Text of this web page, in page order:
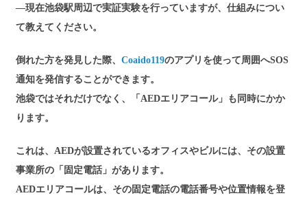
―現在池袋駅周辺で実証実験を行っていますが、仕組みについ
て教えてください。
倒れた方を発見した際、Coaido119のアプリを使って周囲へSOS
通知を発信することができます。
池袋ではそれだけでなく、「AEDエリアコール」も同時にかか
ります。
これは、AEDが設置されているオフィスやビルには、その設置
事業所の「固定電話」があります。
AEDエリアコールは、その固定電話の電話番号や位置情報を登